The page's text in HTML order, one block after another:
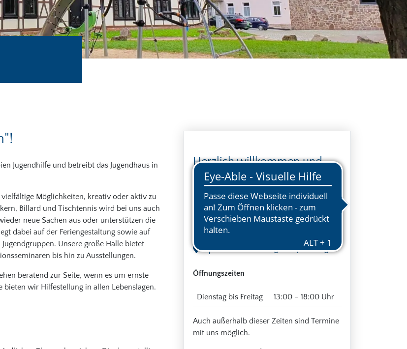
Jugendhilfe und betreibt das Jugendhaus in
Möglichkeiten, kreativ oder aktiv zu
Billard und Tischtennis wird bei uns auch
neue Sachen aus oder unterstützen die
dabei auf der Feriengestaltung sowie auf
Unsere große Halle bietet
bis hin zu Ausstellungen.
beratend zur Seite, wenn es um ernste
wir Hilfestellung in allen Lebenslagen.
Herzlich willkommen und
hereinspaziert!
Jugendhaus „An´ne Bahnschien“
Blitz e. V.
Am Gamsenteich 1
07806 Neustadt an der Orla
Standort auf Google Maps anzeigen
Öffnungszeiten
Dienstag bis Freitag 13:00 – 18:00 Uhr
Auch außerhalb dieser Zeiten sind Termine
mit uns möglich.